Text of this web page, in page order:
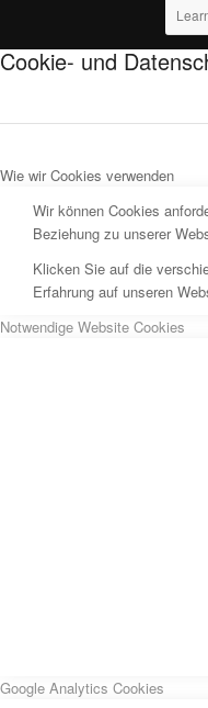
Cookie- und
Wie wir Cookies verwenden
Wir können Cookies
Beziehung zu unserer
Klicken Sie auf die
Erfahrung auf unseren
Notwendige Website Cookies
Google Analytics Cookies